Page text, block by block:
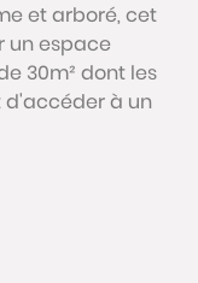
et arboré, cet
un espace
30m² dont les
d'accéder à un
vous pourrez
de nombreux